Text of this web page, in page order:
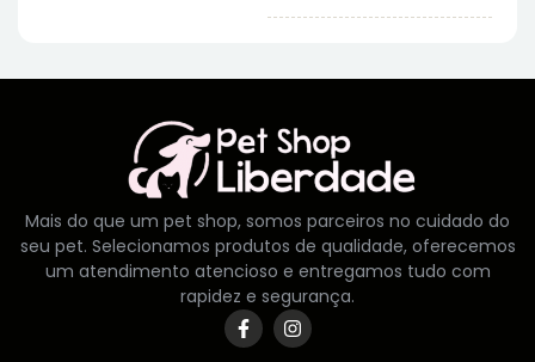
Mais do que um pet shop, somos parceiros no cuidado do
seu pet. Selecionamos produtos de qualidade, oferecemos
um atendimento atencioso e entregamos tudo com
rapidez e segurança.